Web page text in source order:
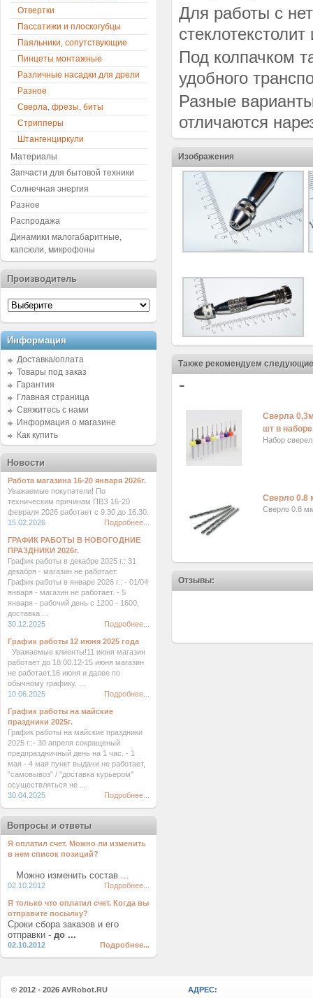
Для работы с
стеклотекстолит
Под колпачком
удобного
Разные
отличаются
Изображения
Также рекомендуем
-
Сверла
шт в
Набор
Сверло 0.8
Сверло 0.8
Отзывы:
Отвертки
Пассатижи и плоскогубцы
Паяльники, сопутствующие
Пинцеты монтажные
Различные насадки для дрели
Разное
Сверла, фрезы, биты
Стрипперы
Штангенциркули
Материалы
Запчасти для бытовой техники
Солнечная энергия
Разное
Распродажа
Динамики малогабаритные,
капсюли, микрофоны
Производитель
Информация
Доставка/оплата
Товары под заказ
Гарантия
Главная страница
Свяжитесь с нами
Информация о магазине
Как купить
Новости
Работа магазина 16-20 января 2026г.
Уважаемые покупатели! По
техническим причинам ПВЗ 16-20
февраля 2026 работает с 9.30 до 16.30.
15.02.2026
Подробнее...
ГРАФИК РАБОТЫ В НОВОГОДНИЕ
ПРАЗДНИКИ 2026г.
График работы в декабре 2025 г.: 31
декабря - магазин не работает.
График работы в январе 2026 г.: - 01/04
января - магазин не работает. - 5
января - рабочий день с 1200 - 1600,
доставка ...
30.12.2025
Подробнее...
График работы 12 июня 2025 года
Уважаемые клиенты!11 июня магазин
работает до 18:00.12-15 июня магазин
не работает.16 июня и далее по
обычному графику. ...
10.06.2025
Подробнее...
График работы на майские
праздники 2025г.
График работы на майские праздники
2025 г.:- 30 апреля сокращеный
предпраздничный день на 1 час. - 1
мая - 4 мая пункт выдачи не работает,
"самовывоз" / "доставка курьером"
осуществляться не ...
30.04.2025
Подробнее...
Вопросы и ответы
Я оплатил счет. Можно ли изменить
в нем список позиций?
Можно изменить состав ...
02.10.2012 Подробнее...
Я только что оплатил счет. Когда вы
отправите посылку?
Сроки сбора заказов и его
отправки - до ...
02.10.2012 Подробнее...
© 2012 - 2026 AVRobot.RU
АДРЕС: